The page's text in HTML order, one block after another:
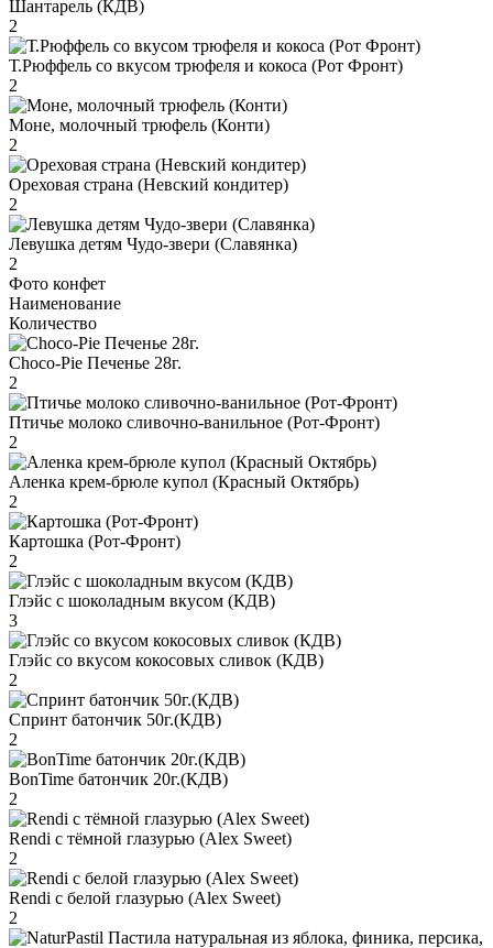
Шантарель (КДВ)
2
Т.Рюффель со вкусом трюфеля и кокоса (Рот Фронт)
2
Моне, молочный трюфель (Конти)
2
Ореховая страна (Невский кондитер)
2
Левушка детям Чудо-звери (Славянка)
2
Фото конфет
Наименование
Количество
Choco-Pie Печенье 28г.
2
Птичье молоко сливочно-ванильное (Рот-Фронт)
2
Аленка крем-брюле купол (Красный Октябрь)
2
Картошка (Рот-Фронт)
2
Глэйс с шоколадным вкусом (КДВ)
3
Глэйс со вкусом кокосовых сливок (КДВ)
2
Спринт батончик 50г.(КДВ)
2
BonTime батончик 20г.(КДВ)
2
Rendi с тёмной глазурью (Alex Sweet)
2
Rendi с белой глазурью (Alex Sweet)
2